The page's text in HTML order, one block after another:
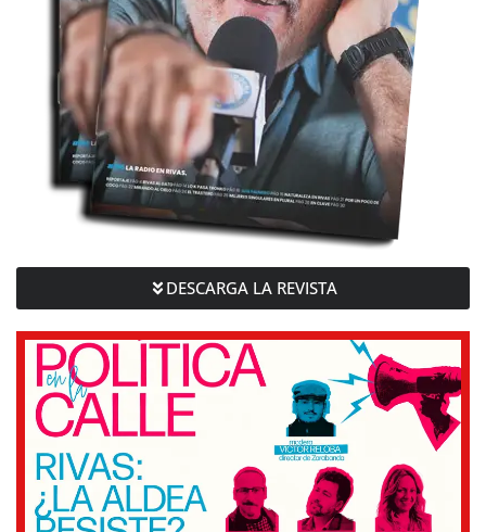
DESCARGA LA REVISTA